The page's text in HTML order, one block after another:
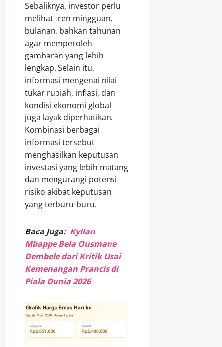
Sebaliknya, investor perlu
melihat tren mingguan,
bulanan, bahkan tahunan
agar memperoleh
gambaran yang lebih
lengkap. Selain itu,
informasi mengenai nilai
tukar rupiah, inflasi, dan
kondisi ekonomi global
juga layak diperhatikan.
Kombinasi berbagai
informasi tersebut
menghasilkan keputusan
investasi yang lebih matang
dan mengurangi potensi
risiko akibat keputusan
yang terburu-buru.
Baca Juga: Kylian
Mbappe Bela Ousmane
Dembele dari Kritik Usai
Kemenangan Prancis di
Piala Dunia 2026